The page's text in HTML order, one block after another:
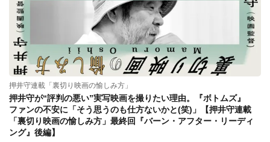
押井守連載「裏切り映画の愉しみ方」
押井守が“評判の悪い”実写映画を撮りたい理由。『ボトムズ』
ファンの不安に「そう思うのも仕方ないかと(笑)」【押井守連載
「裏切り映画の愉しみ方」最終回『バーン・アフター・リーディ
ング』後編】